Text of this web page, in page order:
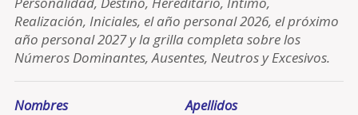
Realización, Iniciales, el año personal 2026, el próximo
año personal 2027 y la grilla completa sobre los
Números Dominantes, Ausentes, Neutros y Excesivos.
Nombres Apellidos